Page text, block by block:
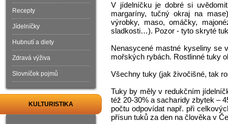
V jídelníčku je dobré si
margaríny, tučný okraj na
výrobky, maso, omáčky,
sladkosti…). Pozor - tyto skryté
Nenasycené mastné kyseliny se
mořských rybách. Rostlinné tuky
Všechny tuky (jak živočišné, tak
Tuky by měly v redukčním
též 20-30% a sacharidy zbytek –
počtu odpovídat např. při
přísun tuků za den na člověka v
Recepty
Jídelníčky
Hubnutí a diety
Zdravá výživa
Slovníček pojmů
KULTURISTIKA